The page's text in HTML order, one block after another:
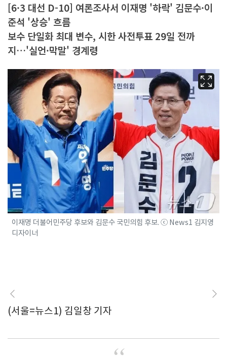
[6·3 대선 D-10] 여론조사서 이재명 '하락' 김문수·이
준석 '상승' 흐름
보수 단일화 최대 변수, 시한 사전투표 29일 전까
지…'실언·막말' 경계령
이재명 더불어민주당 후보와 김문수 국민의힘 후보. ⓒ News1 김지영
디자이너
(서울=뉴스1) 김일창 기자